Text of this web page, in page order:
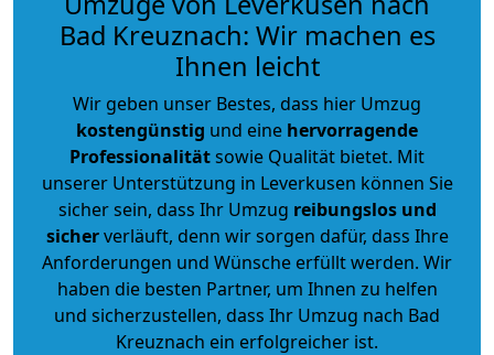
Bad Kreuznach: Wir machen es
Ihnen leicht
Wir geben unser Bestes, dass hier Umzug
kostengünstig und eine hervorragende
Professionalitätsowie Qualität bietet. Mit
unserer Unterstützung in Leverkusen können Sie
sicher sein, dass Ihr Umzug reibungslos und
sicherverläuft, denn wir sorgen dafür, dass Ihre
Anforderungen und Wünsche erfüllt werden. Wir
haben die besten Partner, um Ihnen zu helfen
und sicherzustellen, dass Ihr Umzug nach Bad
Kreuznach ein erfolgreicher ist.